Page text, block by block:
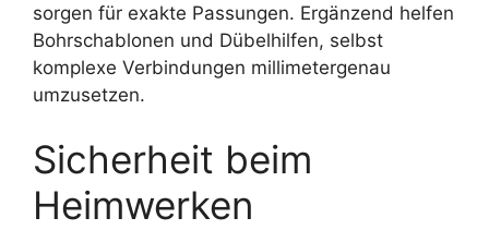
sorgen für exakte Passungen. Ergänzend helfen
Bohrschablonen und Dübelhilfen, selbst
komplexe Verbindungen millimetergenau
umzusetzen.
Sicherheit beim
Heimwerken